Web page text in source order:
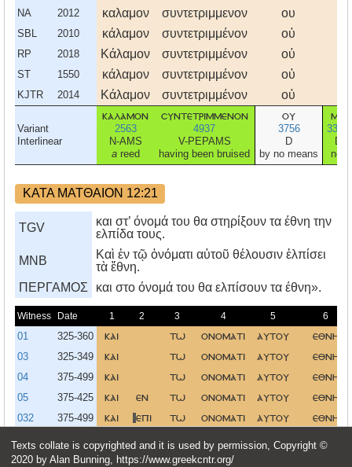
NA 2012 καλαμον συντετριμμενον ου
SBL 2010 κάλαμον συντετριμμένον οὐ
RP 2018 Κάλαμον συντετριμμένον οὐ
ST 1550 κάλαμον συντετριμμένον οὐ
KJTR 2014 Κάλαμον συντετριμμένον οὐ
Variant
Interlinear
καλαμον
2563
N-AMS
areed
συντετριμμενον
4937
V-PEPAMS
having been bruised
ου
3756
D
by no means
μη
3361
D
not
ΚΑΤΑ ΜΑΤΘΑΙΟΝ 12:21
TGV
και στ’ όνομά του θα στηρίξουν τα έθνη την
ελπίδα τους.
MNB
Καὶ ἐν τῷ ὀνόματι αὐτοῦ θέλουσιν ἐλπίσει
τὰ ἔθνη.
ΠΕΡΓΑΜΟΣ
και στο όνομά του θα ελπίσουν τα έθνη».
Witness Date 1 2 3 4 5 6
01 325-360 και τω ονοματι αυτου εθνη
03 325-349 και τω ονοματι αυτου εθνη
04 375-499 και τω ονοματι αυτου εθνη
05 375-425 και εν τω ονοματι αυτου εθνη
032 375-499 και επι τω ονοματι αυτου εθνη
SR 2022
και
Καὶ τῷ
ονοματι
ὀνόματι
αυτου
αὐτοῦ
εθνη
ἔθνη
Texts collate is copyrighted and it is used by permission, Copyright ©
2020 by Alan Bunning, https://www.greekcntr.org/